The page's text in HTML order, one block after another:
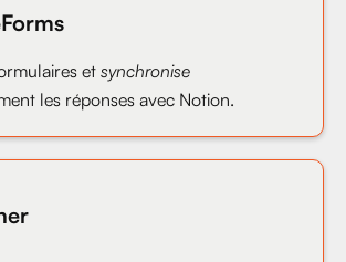
et synchronise
les réponses avec Notion.